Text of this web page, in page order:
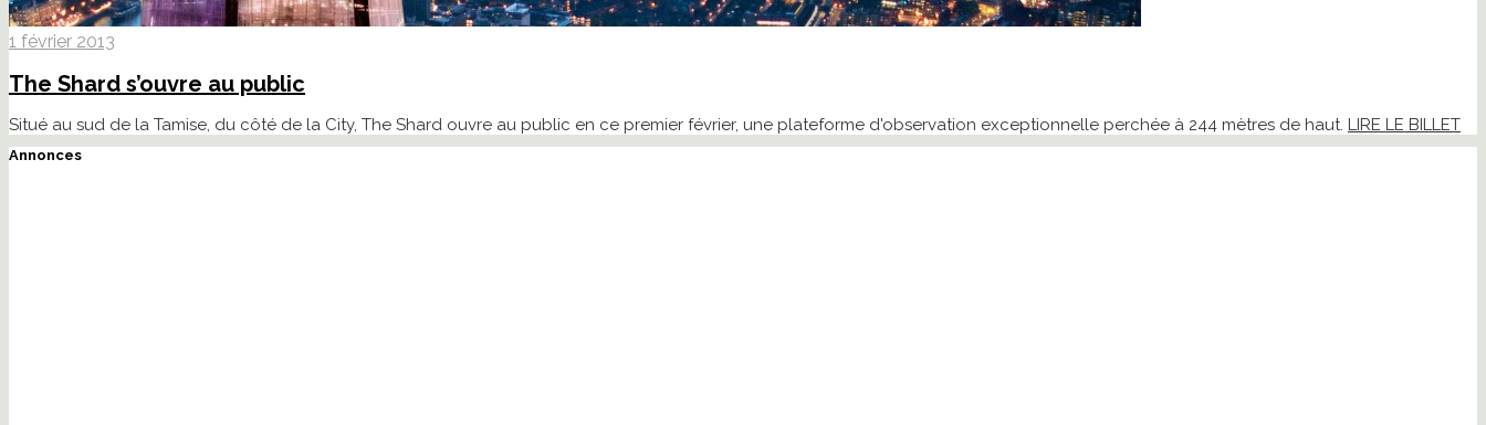
1 février 2013
The Shard s’ouvre au public
Situé au sud de la Tamise, du côté de la City, The Shard ouvre au public en ce premier février, une plateforme d'observation exceptionnelle perchée à 244 mètres de haut. LIRE LE BILLET
Annonces